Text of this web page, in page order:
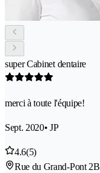
super Cabinet dentaire
merci à toute l'équipe!
Sept. 2020• JP
4.6(5)
Rue du Grand-Pont 2B